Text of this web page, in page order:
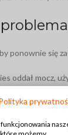
ponownie się
oddał mocz,
miejsc, jeśli